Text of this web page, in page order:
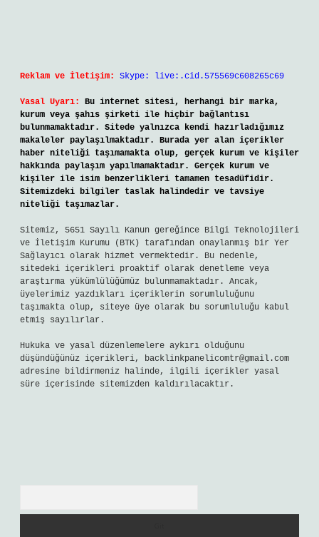
Reklam ve İletişim: Skype: live:.cid.575569c608265c69
Yasal Uyarı:
Bu internet sitesi, herhangi bir marka,
kurum veya şahıs şirketi ile hiçbir bağlantısı
bulunmamaktadır. Sitede yalnızca kendi hazırladığımız
makaleler paylaşılmaktadır. Burada yer alan içerikler
haber niteliği taşımamakta olup, gerçek kurum ve kişiler
hakkında paylaşım yapılmamaktadır. Gerçek kurum ve
kişiler ile isim benzerlikleri tamamen tesadüfidir.
Sitemizdeki bilgiler taslak halindedir ve tavsiye
niteliği taşımazlar.
Sitemiz, 5651 Sayılı Kanun gereğince Bilgi Teknolojileri
ve İletişim Kurumu (BTK) tarafından onaylanmış bir Yer
Sağlayıcı olarak hizmet vermektedir. Bu nedenle,
sitedeki içerikleri proaktif olarak denetleme veya
araştırma yükümlülüğümüz bulunmamaktadır. Ancak,
üyelerimiz yazdıkları içeriklerin sorumluluğunu
taşımakta olup, siteye üye olarak bu sorumluluğu kabul
etmiş sayılırlar.
Hukuka ve yasal düzenlemelere aykırı olduğunu
düşündüğünüz içerikleri, backlinkpanelicomtr@gmail.com
adresine bildirmeniz halinde, ilgili içerikler yasal
süre içerisinde sitemizden kaldırılacaktır.